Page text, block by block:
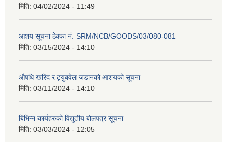
मिति: 04/02/2024 - 11:49
आशय सूचना ठेक्का नं. SRM/NCB/GOODS/03/080-081
मिति: 03/15/2024 - 14:10
औषधि खरिद र ट्युबवेल जडानको आशयको सूचना
मिति: 03/11/2024 - 14:10
बिभिन्न कार्यहरुको विद्युतीय बोलपत्र सूचना
मिति: 03/03/2024 - 12:05